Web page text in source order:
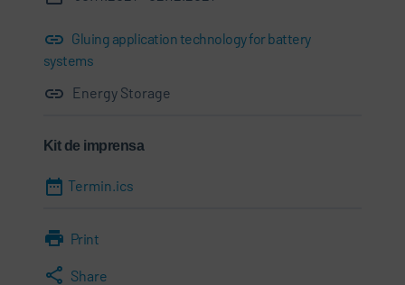
Gluing application technology for battery
systems
Energy Storage
Kit de imprensa
Termin.ics
Print
Share